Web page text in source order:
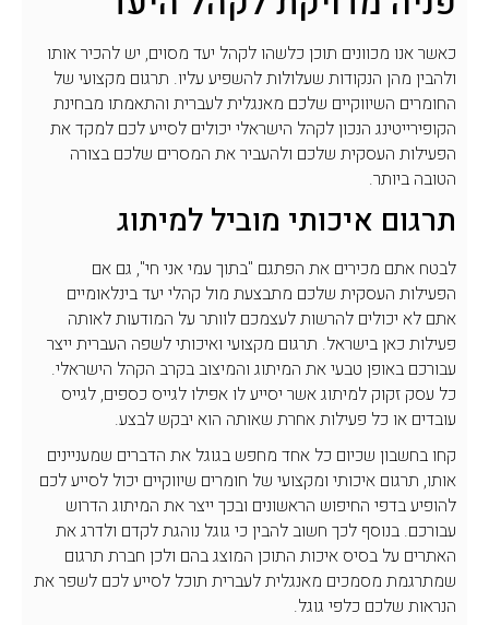
כאשר אנו מכוונים תוכן כלשהו לקהל יעד מסוים, יש להכיר אותו
ולהבין מהן הנקודות שעלולות להשפיע עליו. תרגום מקצועי של
החומרים השיווקיים שלכם מאנגלית לעברית והתאמתו מבחינת
הקופירייטינג הנכון לקהל הישראלי יכולים לסייע לכם למקד את
הפעילות העסקית שלכם ולהעביר את המסרים שלכם בצורה
הטובה ביותר.
תרגום איכותי מוביל למיתוג
לבטח אתם מכירים את הפתגם "בתוך עמי אני חי", גם אם
הפעילות העסקית שלכם מתבצעת מול קהלי יעד בינלאומיים
אתם לא יכולים להרשות לעצמכם לוותר על המודעות לאותה
פעילות כאן בישראל. תרגום מקצועי ואיכותי לשפה העברית ייצר
עבורכם באופן טבעי את המיתוג והמיצוב בקרב הקהל הישראלי.
כל עסק זקוק למיתוג אשר יסייע לו אפילו לגייס כספים, לגייס
עובדים או כל פעילות אחרת שאותה הוא יבקש לבצע.
קחו בחשבון שכיום כל אחד מחפש בגוגל את הדברים שמעניינים
אותו, תרגום איכותי ומקצועי של חומרים שיווקיים יכול לסייע לכם
להופיע בדפי החיפוש הראשונים ובכך ייצר את המיתוג הדרוש
עבורכם. בנוסף לכך חשוב להבין כי גוגל נוהגת לקדם ולדרג את
האתרים על בסיס איכות התוכן המוצג בהם ולכן חברת תרגום
שמתרגמת מסמכים מאנגלית לעברית תוכל לסייע לכם לשפר את
הנראות שלכם כלפי גוגל.